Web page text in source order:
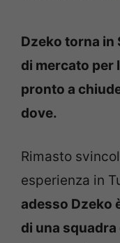
Dzeko torna in
di mercato per
pronto a
dove.
Rimasto
esperienza in
adesso Dzeko
di una squadra